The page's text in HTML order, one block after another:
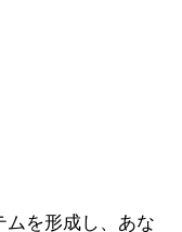
ムを形成し、あな